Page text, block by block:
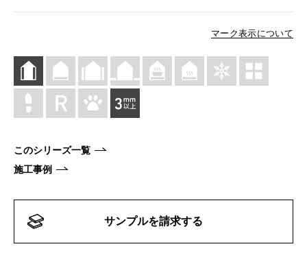
マーク表示について
このシリーズ一覧
施工事例
サンプルを請求する